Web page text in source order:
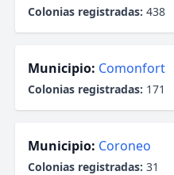
Colonias registradas: 438
Municipio: Comonfort
Colonias registradas: 171
Municipio: Coroneo
Colonias registradas: 31